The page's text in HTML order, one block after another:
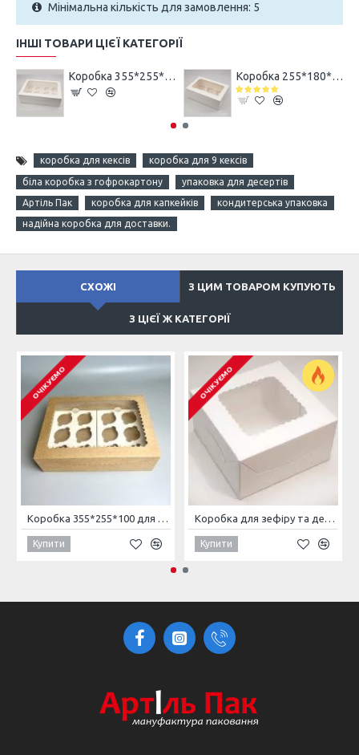
Мінімальна кількість для замовлення: 5
ІНШІ ТОВАРИ ЦІЄЇ КАТЕГОРІЇ
Коробка 355*255*100 для 12 кексів з целюлозного картону з прозорим вікном Біла Коробка 255*180*90 для капкейків, кексів та мафінів 6 штук Біла з вікном
коробка для кексів коробка для 9 кексів
біла коробка з гофрокартону
упаковка для десертів
Артіль Пак
коробка для капкейків
кондитерська упаковка
надійна коробка для доставки.
СХОЖІ З ЦИМ ТОВАРОМ КУПУЮТЬ
З ЦІЄЇ Ж КАТЕГОРІЇ
ОЧІКУЄМО
Купити
ОЧІКУЄМО
Купити